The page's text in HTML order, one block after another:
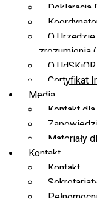
Deklaracja
O
zrozumienia
O
Certyfikat
Media
Kontakt
Materiały
Kontakt
Kontakt